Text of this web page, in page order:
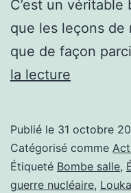
C’est un
que les leçons de
que de façon
la lecture
BOMBE
SALE
Publié le 31 octobre
Catégorisé comme
Étiqueté Bombe salle,
guerre nucléaire,